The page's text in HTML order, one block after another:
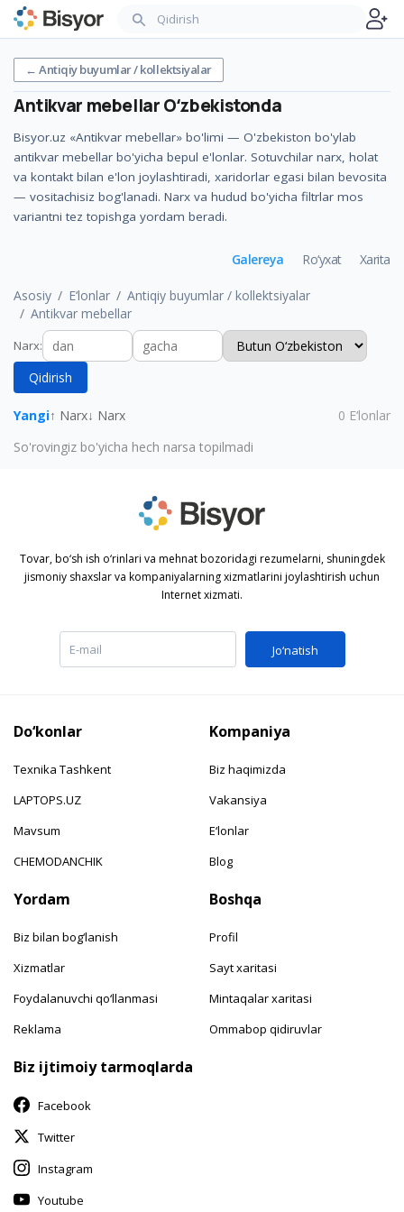
←Antiqiy buyumlar / kollektsiyalar
Antikvar mebellarOʻzbekistonda
Bisyor.uz «Antikvar mebellar» bo'limi — O'zbekiston bo'ylab
antikvar mebellar bo'yicha bepul e'lonlar. Sotuvchilar narx, holat
va kontakt bilan e'lon joylashtiradi, xaridorlar egasi bilan bevosita
— vositachisiz bog'lanadi. Narx va hudud bo'yicha filtrlar mos
variantni tez topishga yordam beradi.
Asosiy E‘lonlar
Antiqiy buyumlar / kollektsiyalar
Antikvar mebellar
Galereya Ro‘yxat Xarita
Narx:
Qidirish
Yangi↑ Narx↓ Narx 0 E‘lonlar
So'rovingiz bo'yicha hech narsa topilmadi
Tovar, bo‘sh ish o‘rinlari va mehnat bozoridagi rezumelarni, shuningdek
jismoniy shaxslar va kompaniyalarning xizmatlarini joylashtirish uchun
Internet xizmati.
Jo‘natish
Do‘konlar
Texnika Tashkent
LAPTOPS.UZ
Mavsum
CHEMODANCHIK
Kompaniya
Biz haqimizda
Vakansiya
E‘lonlar
Blog
Yordam
Biz bilan bog‘lanish
Xizmatlar
Foydalanuvchi qo‘llanmasi
Reklama
Boshqa
Profil
Sayt xaritasi
Mintaqalar xaritasi
Ommabop qidiruvlar
Biz ijtimoiy tarmoqlarda
Facebook
Twitter
Instagram
Youtube